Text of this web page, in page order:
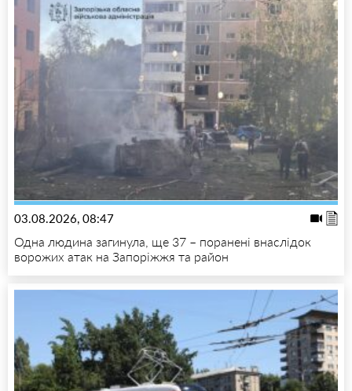
03.08.2026, 08:47
Одна людина загинула, ще 37 – поранені внаслідок
ворожих атак на Запоріжжя та район